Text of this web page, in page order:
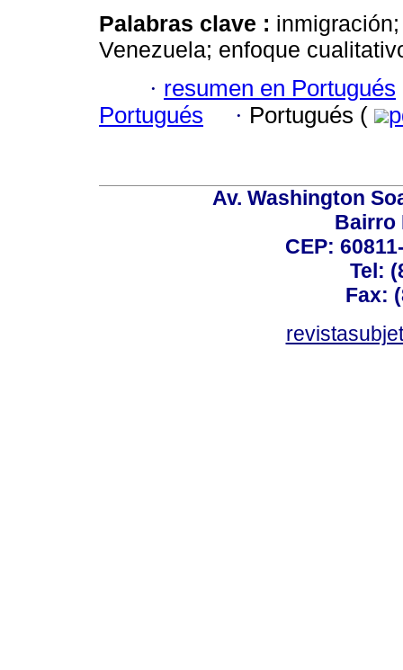
Palabras clave :
Venezuela; enfoque
· resumen en Portugués
Portugués
· Portugués (
Av. Washington
Bairro
CEP:
Tel:
Fax: